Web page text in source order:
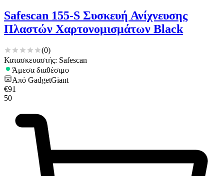
Safescan 155-S Συσκευή Ανίχνευσης
Πλαστών Χαρτονομισμάτων Black
(0)
Κατασκευαστής: Safescan
Άμεσα διαθέσιμο
Από GadgetGiant
€91
50